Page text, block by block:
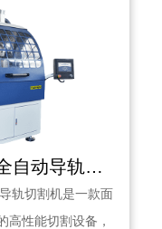
金相 QGZ-DG1全自动导轨切割机
轨切割机是一款面
高性能切割设备，